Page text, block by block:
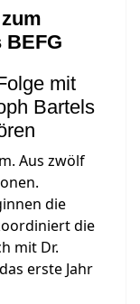
mit
Bartels
Aus zwölf
die
die
mit Dr.
erste Jahr